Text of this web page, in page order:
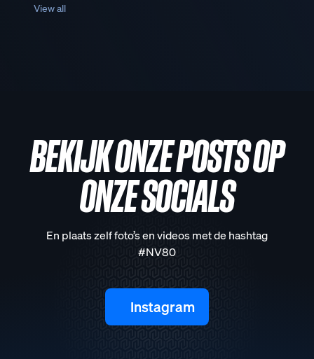
View all
BEKIJK ONZE POSTS OP
ONZE SOCIALS
En plaats zelf foto’s en videos met de hashtag
#NV80
Instagram